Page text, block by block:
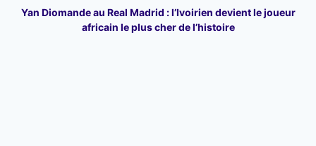
Yan Diomande au Real Madrid : l’Ivoirien devient le joueur
africain le plus cher de l’histoire